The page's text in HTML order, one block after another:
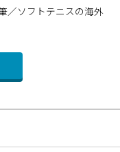
／ソフトテニスの海外